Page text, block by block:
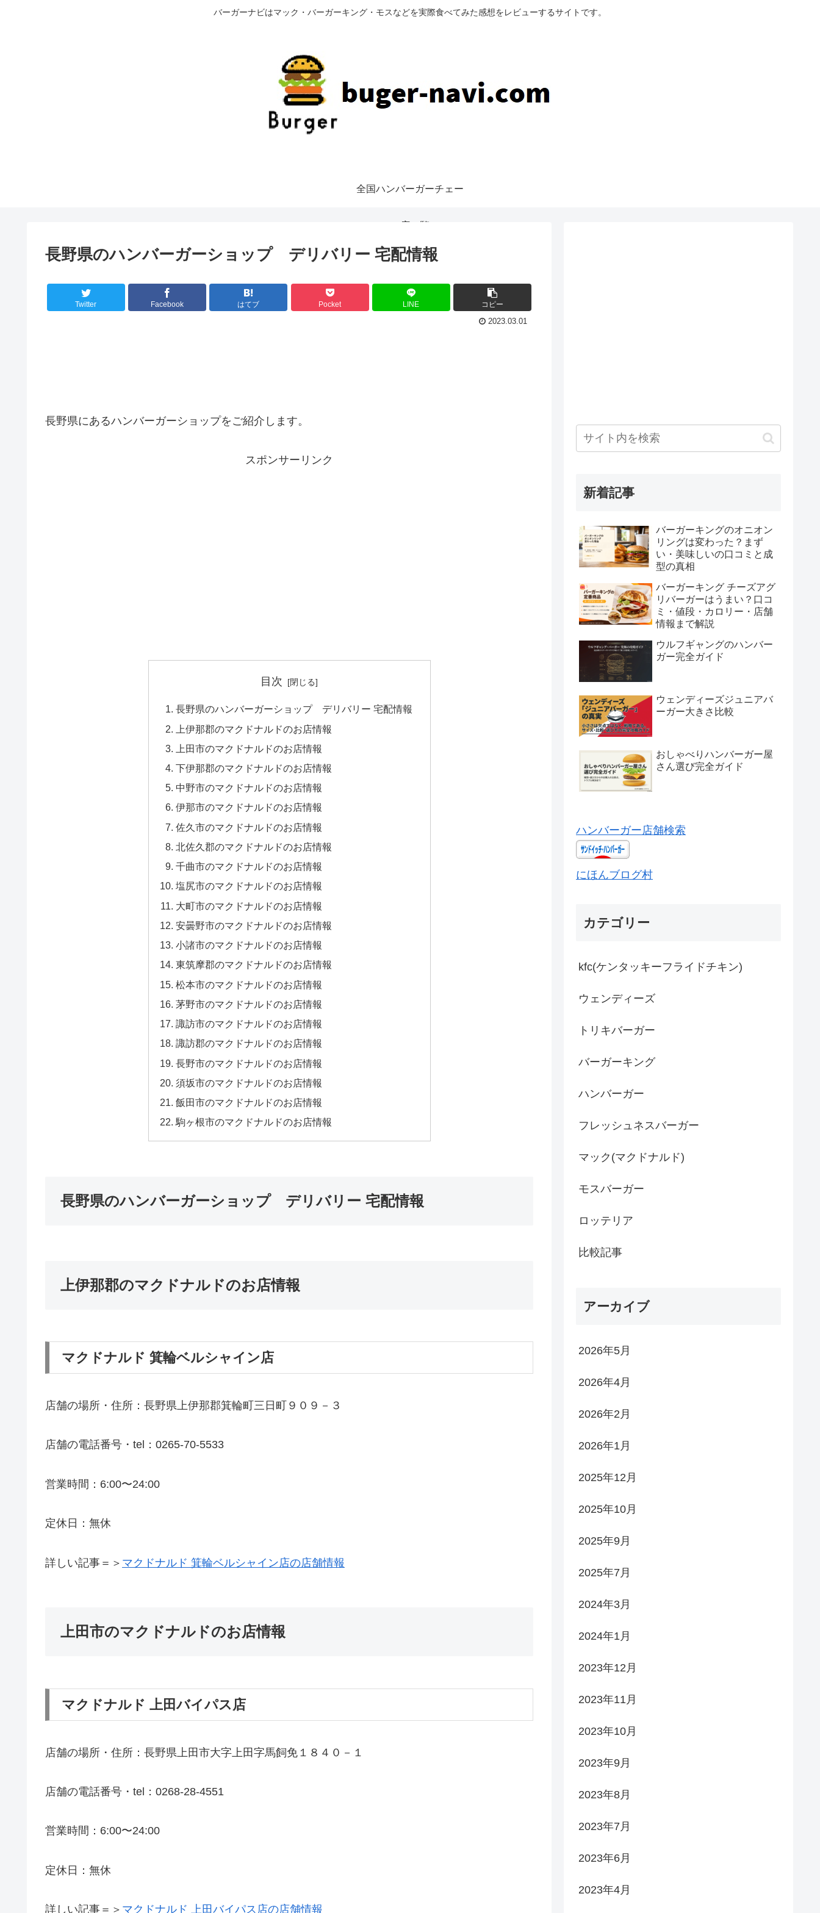
バーガーナビはマック・バーガーキング・モスなどを実際食べてみた感想をレビューするサイトです。
全国ハンバーガーチェー
ン店一覧
長野県のハンバーガーショップ デリバリー 宅配情報
Twitter Facebook はてブ Pocket LINE コピー
2023.03.01
長野県にあるハンバーガーショップをご紹介します。
スポンサーリンク
目次
長野県のハンバーガーショップ デリバリー 宅配情報
上伊那郡のマクドナルドのお店情報
上田市のマクドナルドのお店情報
下伊那郡のマクドナルドのお店情報
中野市のマクドナルドのお店情報
伊那市のマクドナルドのお店情報
佐久市のマクドナルドのお店情報
北佐久郡のマクドナルドのお店情報
千曲市のマクドナルドのお店情報
塩尻市のマクドナルドのお店情報
大町市のマクドナルドのお店情報
安曇野市のマクドナルドのお店情報
小諸市のマクドナルドのお店情報
東筑摩郡のマクドナルドのお店情報
松本市のマクドナルドのお店情報
茅野市のマクドナルドのお店情報
諏訪市のマクドナルドのお店情報
諏訪郡のマクドナルドのお店情報
長野市のマクドナルドのお店情報
須坂市のマクドナルドのお店情報
飯田市のマクドナルドのお店情報
駒ヶ根市のマクドナルドのお店情報
長野県のハンバーガーショップ デリバリー 宅配情報
上伊那郡のマクドナルドのお店情報
マクドナルド 箕輪ベルシャイン店
店舗の場所・住所：長野県上伊那郡箕輪町三日町９０９－３
店舗の電話番号・tel：0265-70-5533
営業時間：6:00〜24:00
定休日：無休
詳しい記事＝＞ マクドナルド 箕輪ベルシャイン店の店舗情報
上田市のマクドナルドのお店情報
マクドナルド 上田バイパス店
店舗の場所・住所：長野県上田市大字上田字馬飼免１８４０－１
店舗の電話番号・tel：0268-28-4551
営業時間：6:00〜24:00
定休日：無休
詳しい記事＝＞ マクドナルド 上田バイパス店の店舗情報
新着記事
バーガーキングのオニオン
リングは変わった？まず
い・美味しいの口コミと成
型の真相
バーガーキング チーズアグ
リバーガーはうまい？口コ
ミ・値段・カロリー・店舗
情報まで解説
ウルフギャングのハンバー
ガー完全ガイド
ウェンディーズジュニアバ
ーガー大きさ比較
おしゃべりハンバーガー屋
さん選び完全ガイド
ハンバーガー店舗検索
にほんブログ村
カテゴリー
kfc(ケンタッキーフライドチキン)
ウェンディーズ
トリキバーガー
バーガーキング
ハンバーガー
フレッシュネスバーガー
マック(マクドナルド)
モスバーガー
ロッテリア
比較記事
アーカイブ
2026年5月
2026年4月
2026年2月
2026年1月
2025年12月
2025年10月
2025年9月
2025年7月
2024年3月
2024年1月
2023年12月
2023年11月
2023年10月
2023年9月
2023年8月
2023年7月
2023年6月
2023年4月